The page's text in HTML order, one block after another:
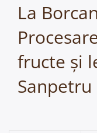
La
fructe și
Sanpetru